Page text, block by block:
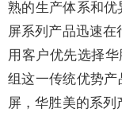
熟的生产体系和
屏系列产品迅速
用客户优先选择
组这一传统优势
屏，华胜美的系